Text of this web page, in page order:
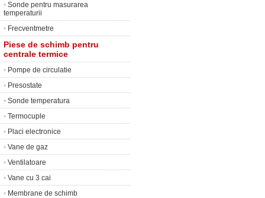
• Sonde pentru masurarea
temperaturii
• Frecventmetre
Piese de schimb pentru
centrale termice
• Pompe de circulatie
• Presostate
• Sonde temperatura
• Termocuple
• Placi electronice
• Vane de gaz
• Ventilatoare
• Vane cu 3 cai
• Membrane de schimb